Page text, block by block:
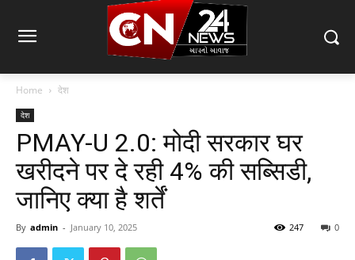
Home देश
देश
PMAY-U 2.0: मोदी सरकार घर
खरीदने पर दे रही 4% की सब्सिडी,
जानिए क्या है शर्तें
By admin - January 10, 2025 0
247